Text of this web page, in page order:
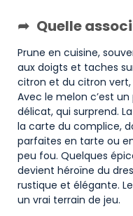
Quelle
Prune en cuisine,
aux doigts et taches
citron et du citron vert,
Avec le melon c’est
délicat, qui surprend.
la carte du complice,
parfaites en tarte ou
peu fou. Quelques
devient héroïne du
rustique et élégante.
un vrai terrain de jeu.